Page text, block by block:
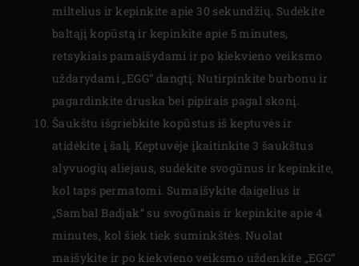
miltelius ir kepinkite apie 30 sekundžių. Sudėkite
baltąjį kopūstą ir kepinkite apie 5 minutes,
retsykiais pamaišydami ir po kiekvieno veiksmo
uždarydami „EGG“ dangtį. Nutirpinkite burbonu ir
pagardinkite druska bei pipirais pagal skonį.
Šaukštu išgriebkite kopūstus iš keptuvės ir
atidėkite į šalį. Keptuvėje įkaitinkite 3 šaukštus
alyvuogių aliejaus, sudėkite svogūnus ir kepinkite,
kol taps permatomi. Sumaišykite daigelius ir
„Sambal Badjak“ su svogūnais ir kepinkite apie 4
minutes, kol šiek tiek suminkštės. Nuolat
maišykite ir po kiekvieno veiksmo uždenkite „EGG“